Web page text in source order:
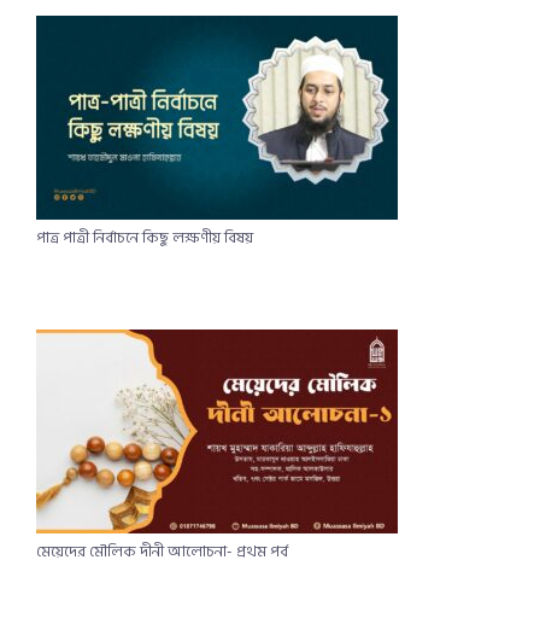
পাত্র পাত্রী নির্বাচনে কিছু লক্ষণীয় বিষয়​
মেয়েদের মৌলিক দীনী আলোচনা- প্রথম পর্ব